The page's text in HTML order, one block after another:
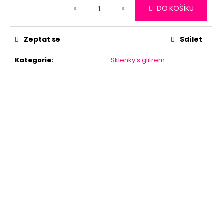
DO KOŠÍKU
Kategorie: Sklenky s glitrem
Zeptat se Sdílet